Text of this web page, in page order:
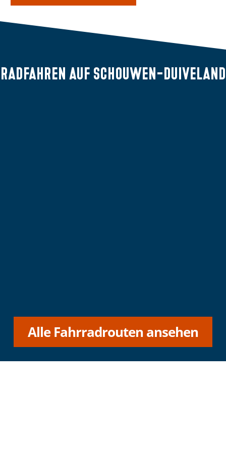
Radfahren auf Schouwen-Duiveland
Alle Fahrradrouten ansehen